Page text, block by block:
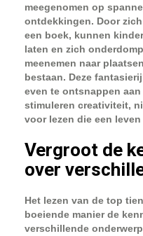
meegenomen op
ontdekkingen. Door
een boek, kunnen
laten en zich
meenemen naar
bestaan. Deze
even te ontsnappen
stimuleren creativiteit,
voor lezen die een
Vergroot de
over
Het lezen van de top
boeiende manier de
verschillende